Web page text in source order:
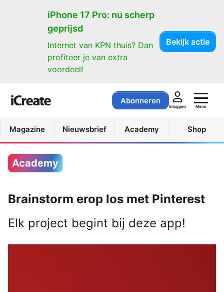
iPhone 17 Pro: nu scherp
geprijsd
Internet van KPN thuis? Dan
profiteer je van extra
voordeel!
Bekijk actie
Abonneren
Inloggen Menu
Magazine Nieuwsbrief Academy Shop
Academy
Brainstorm erop los met Pinterest
Elk project begint bij deze app!